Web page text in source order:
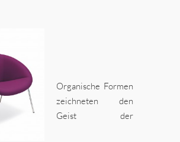
Organische Formen
zeichneten den
Geist der